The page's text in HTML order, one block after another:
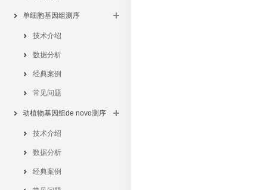
单细胞基因组测序
技术介绍
数据分析
经典案例
常见问题
动植物基因组de novo测序
技术介绍
数据分析
经典案例